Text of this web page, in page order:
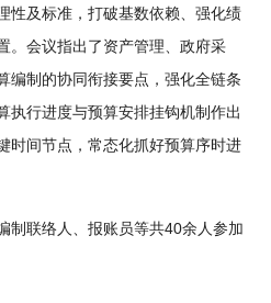
性及标准，打破基数依赖、强化绩
。会议指出了资产管理、政府采
编制的协同衔接要点，强化全链条
执行进度与预算安排挂钩机制作出
时间节点，常态化抓好预算序时进
制联络人、报账员等共40余人参加